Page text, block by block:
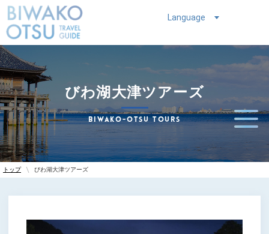
Language
びわ湖大津ツアーズ
BIWAKO-OTSU TOURS
トップ びわ湖大津ツアーズ